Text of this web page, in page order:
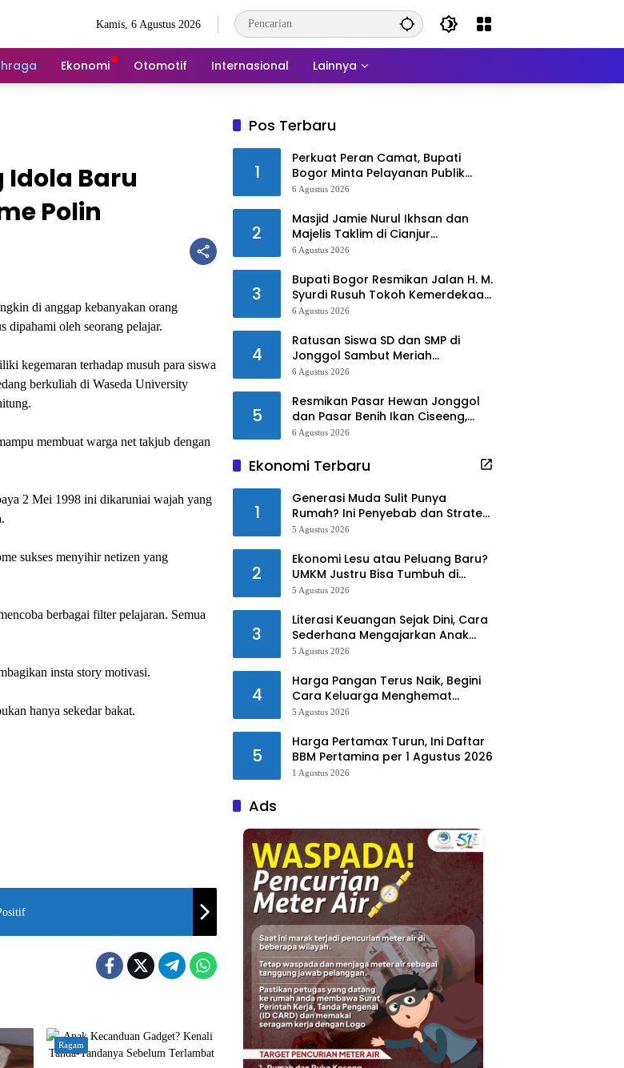
Kamis, 6 Agustus 2026
Ekonomi Otomotif Internasional Lainnya
Idola Baru
Polin
di anggap kebanyakan orang
dipahami oleh seorang pelajar.
kegemaran terhadap musuh para siswa
berkuliah di Waseda University
membuat warga net takjub dengan
2 Mei 1998 ini dikaruniai wajah yang
sukses menyihir netizen yang
berbagai filter pelajaran. Semua
insta story motivasi.
hanya sekedar bakat.
Ragam
Pos Terbaru
1
Perkuat Peran Camat, Bupati
Bogor Minta Pelayanan Publik
Lebih Cepat dan Responsif
6 Agustus 2026
2
Masjid Jamie Nurul Ikhsan dan
Majelis Taklim di Cianjur
Kebakaran
6 Agustus 2026
3
Bupati Bogor Resmikan Jalan H. M.
Syurdi Rusuh Tokoh Kemerdekaan
Asal Jonggol
6 Agustus 2026
4
Ratusan Siswa SD dan SMP di
Jonggol Sambut Meriah
Kedatangan Bupati dan Wabup
6 Agustus 2026
5
Resmikan Pasar Hewan Jonggol
dan Pasar Benih Ikan Ciseeng,
Begini Kata Rudy-Jaro!!
6 Agustus 2026
Ekonomi Terbaru
1
Generasi Muda Sulit Punya
Rumah? Ini Penyebab dan Strategi
Mengatasinya
5 Agustus 2026
2
Ekonomi Lesu atau Peluang Baru?
UMKM Justru Bisa Tumbuh di
Tengah Ketidakpastian
5 Agustus 2026
3
Literasi Keuangan Sejak Dini, Cara
Sederhana Mengajarkan Anak
Mengelola Uang
5 Agustus 2026
4
Harga Pangan Terus Naik, Begini
Cara Keluarga Menghemat
Belanja
5 Agustus 2026
5
Harga Pertamax Turun, Ini Daftar
BBM Pertamina per 1 Agustus 2026
1 Agustus 2026
Ads